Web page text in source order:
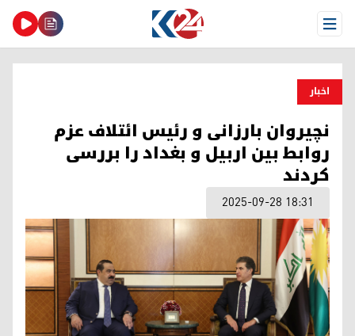
Open Menu
اخبار
نچیروان بارزانی و رئیس ائتلاف عزم
روابط بین اربیل و بغداد را بررسی
کردند
2025-09-28 18:31